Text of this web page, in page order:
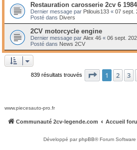
Restauration carosserie 2cv 6
Dernier message par Ptilouis133 « 07 sept.
Posté dans Divers
2CV motorcycle engine
Dernier message par Alex 46 « 06 sept.
Posté dans News 2CV
839 résultats trouvés Page 1sur21
1 2 3
www.piecesauto-pro.fr
Communauté 2cv-legende.com Accueil
Développé parphpBB® Forum